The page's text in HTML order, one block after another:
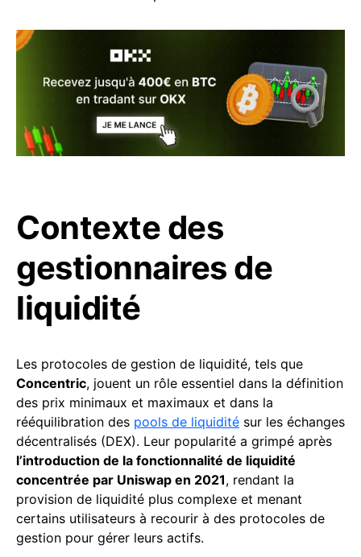
Contexte des
gestionnaires de
liquidité
Les protocoles de gestion de liquidité, tels que
Concentric, jouent un rôle essentiel dans la définition
des prix minimaux et maximaux et dans la
rééquilibration des pools de liquidité sur les échanges
décentralisés (DEX). Leur popularité a grimpé après
l’introduction de la fonctionnalité de liquidité
concentrée par Uniswap en 2021, rendant la
provision de liquidité plus complexe et menant
certains utilisateurs à recourir à des protocoles de
gestion pour gérer leurs actifs.